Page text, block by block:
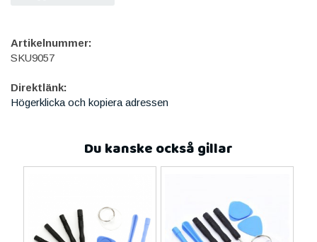
Artikelnummer:
SKU9057
Direktlänk:
Högerklicka och kopiera adressen
Du kanske också gillar